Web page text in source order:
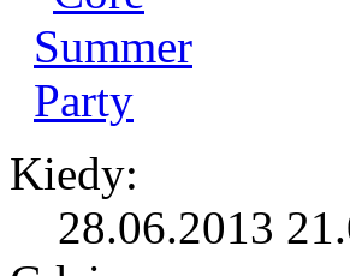
Kiedy:
28.06.2013